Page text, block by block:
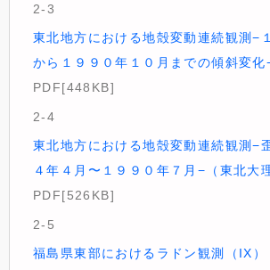
2-3
東北地方における地殻変動連続観測−
から１９９０年１０月までの傾斜変化
PDF[448KB]
2-4
東北地方における地殻変動連続観測−
４年４月〜１９９０年７月−（東北大
PDF[526KB]
2-5
福島県東部におけるラドン観測（IX）